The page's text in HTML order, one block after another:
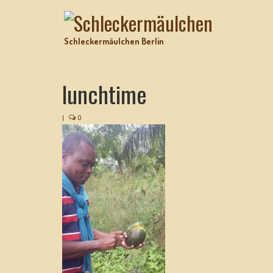
Schleckermäulchen Berlin
lunchtime
| 0